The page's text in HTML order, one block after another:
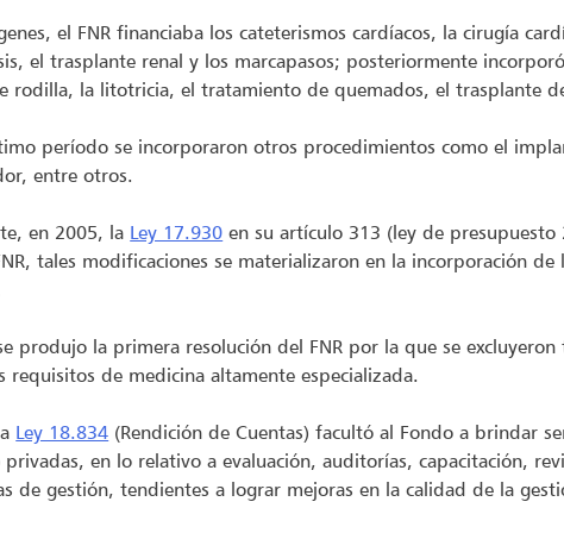
el FNR financiaba los cateterismos cardíacos, la cirugía
el trasplante renal y los marcapasos; posteriormente
rodilla, la litotricia, el tratamiento de quemados, el trasplante
período se incorporaron otros procedimientos como el
entre otros.
en 2005, la Ley 17.930 en su artículo 313 (ley de
tales modificaciones se materializaron en la incorporación
produjo la primera resolución del FNR por la que se
requisitos de medicina altamente especializada.
Ley 18.834 (Rendición de Cuentas) facultó al Fondo a brindar
privadas, en lo relativo a evaluación, auditorías, capacitación,
de gestión, tendientes a lograr mejoras en la calidad de la